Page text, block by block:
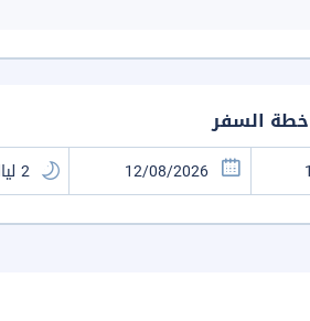
خطة السفر